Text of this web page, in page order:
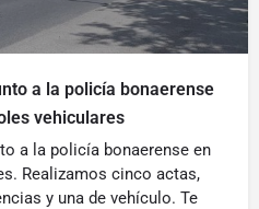
a la policía bonaerense
vehiculares
a la policía bonaerense en
Realizamos cinco actas,
y una de vehículo. Te